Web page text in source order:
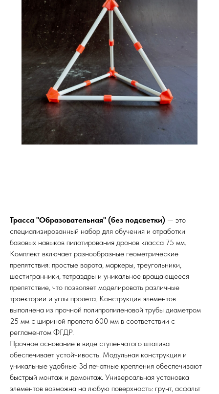
Трасса "Образовательная" (без подсветки) — это
специализированный набор для обучения и отработки
базовых навыков пилотирования дронов класса 75 мм.
Комплект включает разнообразные геометрические
препятствия: простые ворота, маркеры, треугольники,
шестигранники, тетраэдры и уникальное вращающееся
препятствие, что позволяет моделировать различные
траектории и углы пролета. Конструкция элементов
выполнена из прочной полипропиленовой трубы диаметром
25 мм с шириной пролета 600 мм в соответствии с
регламентом ФГДР.
Прочное основание в виде ступенчатого штатива
обеспечивает устойчивость. Модульная конструкция и
уникальные удобные 3d печатные крепления обеспечивают
быстрый монтаж и демонтаж. Универсальная установка
элементов возможна на любую поверхность: грунт, асфальт